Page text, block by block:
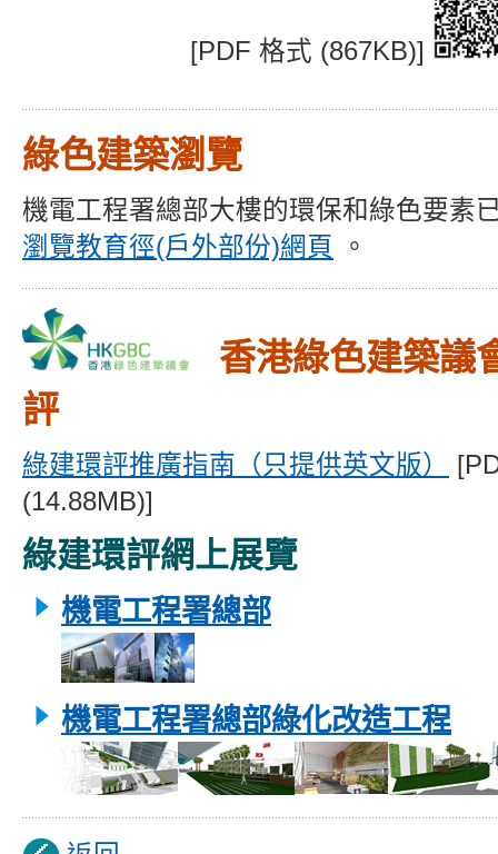
[PDF 格式 (867KB)]
綠色建築瀏覽
機電工程署總部大樓的環保和綠色要素
瀏覽教育徑(戶外部份)網頁 。
香港綠色建築議
評
綠建環評推廣指南（只提供英文版）
(14.88MB)]
綠建環評網上展覽
機電工程署總部
機電工程署總部綠化改造工程